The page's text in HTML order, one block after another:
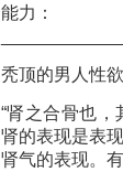
能力：
秃顶的男人性
“肾之合骨也，
肾的表现是表
肾气的表现。